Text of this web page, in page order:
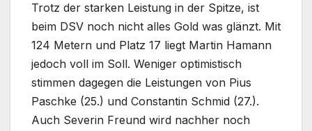
Trotz der starken Leistung in der Spitze, ist
beim DSV noch nicht alles Gold was glänzt. Mit
124 Metern und Platz 17 liegt Martin Hamann
jedoch voll im Soll. Weniger optimistisch
stimmen dagegen die Leistungen von Pius
Paschke (25.) und Constantin Schmid (27.).
Auch Severin Freund wird nachher noch